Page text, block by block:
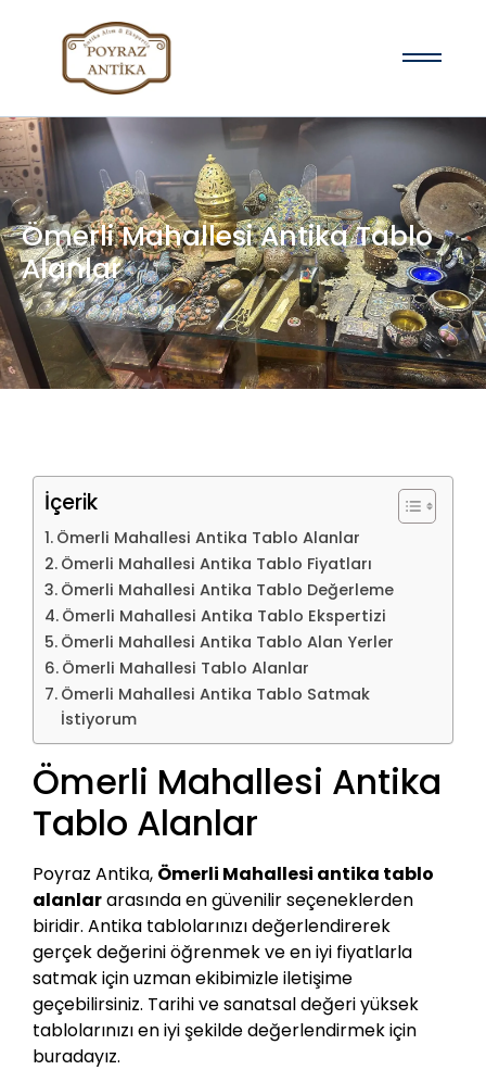
Ömerli Mahallesi Antika Tablo
Alanlar
İçerik
Ömerli Mahallesi Antika Tablo Alanlar
Ömerli Mahallesi Antika Tablo Fiyatları
Ömerli Mahallesi Antika Tablo Değerleme
Ömerli Mahallesi Antika Tablo Ekspertizi
Ömerli Mahallesi Antika Tablo Alan Yerler
Ömerli Mahallesi Tablo Alanlar
Ömerli Mahallesi Antika Tablo Satmak
İstiyorum
Ömerli Mahallesi Antika
Tablo Alanlar
Poyraz Antika, Ömerli Mahallesi antika tablo
alanlararasında en güvenilir seçeneklerden
biridir. Antika tablolarınızı değerlendirerek
gerçek değerini öğrenmek ve en iyi fiyatlarla
satmak için uzman ekibimizle iletişime
geçebilirsiniz. Tarihi ve sanatsal değeri yüksek
tablolarınızı en iyi şekilde değerlendirmek için
buradayız.